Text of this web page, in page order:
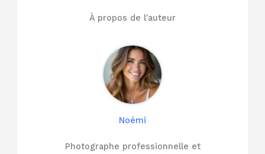
À propos de l'auteur
Noémi
Photographe professionnelle et